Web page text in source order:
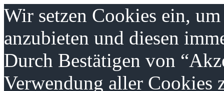
Wir setzen Cookies ein,
anzubieten und diesen
Durch Bestätigen von
Verwendung aller Cookies